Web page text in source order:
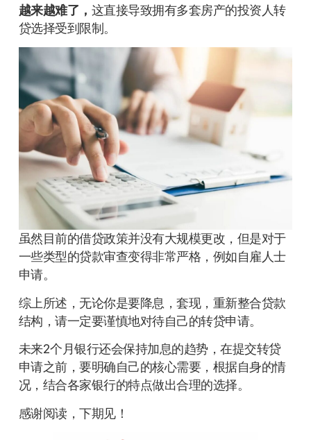
越来越难了， 这直接导致拥有多套房产的投资人转
贷选择受到限制。
虽然目前的借贷政策并没有大规模更改，但是对于
一些类型的贷款审查变得非常严格，例如自雇人士
申请。
综上所述，无论你是要降息，套现，重新整合贷款
结构，请一定要谨慎地对待自己的转贷申请。
未来2个月银行还会保持加息的趋势，在提交转贷
申请之前，要明确自己的核心需要，根据自身的情
况，结合各家银行的特点做出合理的选择。
感谢阅读，下期见！